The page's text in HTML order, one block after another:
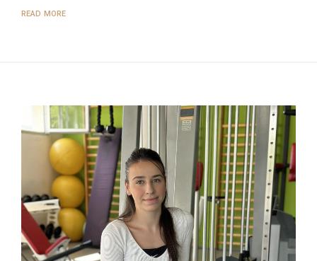
READ MORE